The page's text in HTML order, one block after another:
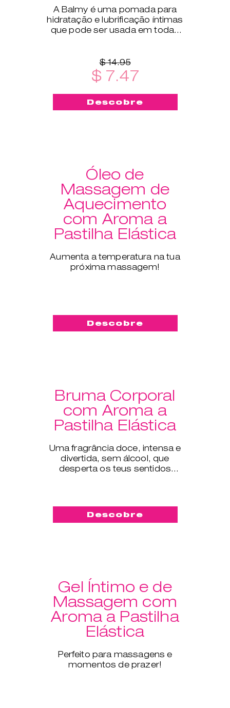
A Balmy é uma pomada para
hidratação e lubrificação íntimas
que pode ser usada em todas
$ 14.95
$ 7.47
Descobre
Óleo de
Massagem de
Aquecimento
com Aroma a
Pastilha Elástica
Aumenta a temperatura na tua
próxima massagem!
Descobre
Bruma Corporal
com Aroma a
Pastilha Elástica
Uma fragrância doce, intensa e
divertida, sem álcool, que
desperta os teus sentidos
Descobre
Gel Íntimo e de
Massagem com
Aroma a Pastilha
Elástica
Perfeito para massagens e
momentos de prazer!